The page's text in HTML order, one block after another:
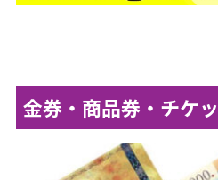
金券・商品券・チケ